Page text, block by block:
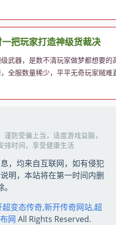
把玩家打造神级货裁决
武器，是数不清玩家做梦都想要
全服数量稀少，平平无奇玩家贼
防受骗上当，适度游戏益脑，
排时间，享受健康生活
，均来自互联网，如有侵犯
明，本站将在第一时间内删
。
超变态传奇,新开传奇网站,超
网 All Rights Reserved.